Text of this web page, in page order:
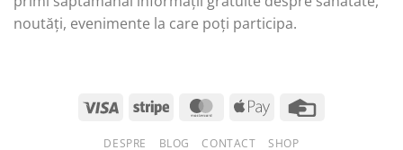
noutăți, evenimente la care poți participa.
DESPRE BLOG CONTACT SHOP